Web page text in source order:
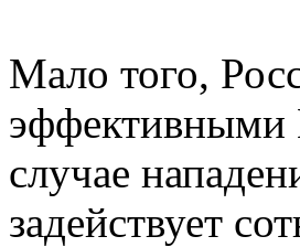
Мало того,
эффективными
случае
задействует